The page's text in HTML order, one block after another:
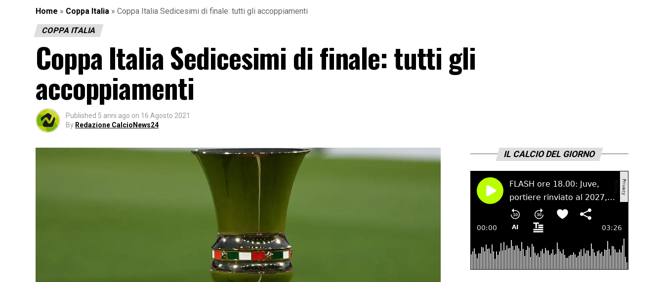
Home » Coppa Italia » Coppa Italia Sedicesimi di finale: tutti gli accoppiamenti
COPPA ITALIA
Coppa Italia Sedicesimi di finale: tutti gli
accoppiamenti
Published 5 anni ago on 16 Agosto 2021
By Redazione CalcioNews24
IL CALCIO DEL GIORNO